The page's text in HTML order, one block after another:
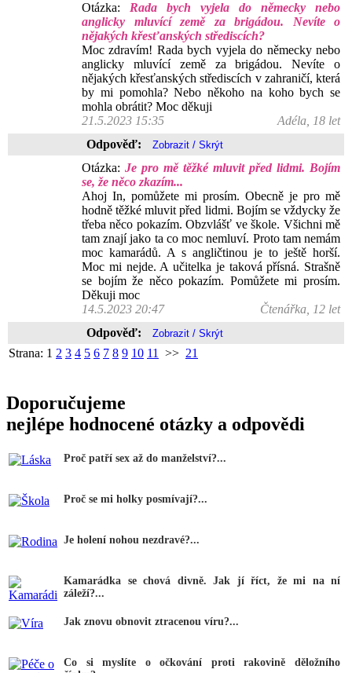
Otázka: Rada bych vyjela do německy nebo
anglicky mluvící země za brigádou. Nevíte o
nějakých křesťanských střediscích?
Moc zdravím! Rada bych vyjela do německy nebo
anglicky mluvící země za brigádou. Nevíte o
nějakých křesťanských střediscích v zahraničí, která
by mi pomohla? Nebo někoho na koho bych se
mohla obrátit? Moc děkuji
21.5.2023 15:35
Adéla, 18 let
Odpověď:
Otázka: Je pro mě těžké mluvit před lidmi. Bojím
se, že něco zkazím...
Ahoj In, pomůžete mi prosím. Obecně je pro mě
hodně těžké mluvit před lidmi. Bojím se vždycky že
třeba něco pokazím. Obzvlášť ve škole. Všichni mě
tam znají jako ta co moc nemluví. Proto tam nemám
moc kamarádů. A s angličtinou je to ještě horší.
Moc mi nejde. A učitelka je taková přísná. Strašně
se bojím že něco pokazím. Pomůžete mi prosím.
Děkuji moc
14.5.2023 20:47
Čtenářka, 12 let
Odpověď:
Strana: 1 2 3 4 5 6 7 8 9 10 11 >> 21
Doporučujeme
nejlépe hodnocené otázky a odpovědi
Proč patří sex až do manželství?...
Proč se mi holky posmívají?...
Je holení nohou nezdravé?...
Kamarádka se chová divně. Jak jí říct, že mi na ní
záleží?...
Jak znovu obnovit ztracenou víru?...
Co si myslíte o očkování proti rakovině děložního